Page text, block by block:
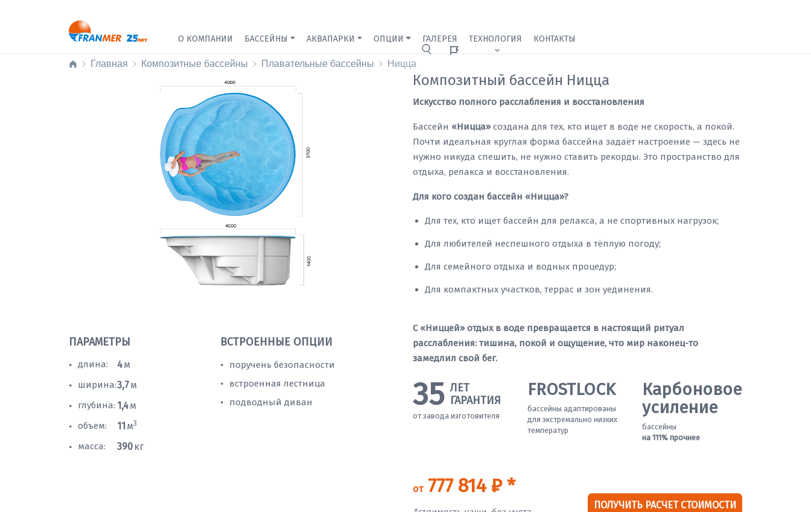
О КОМПАНИИ БАССЕЙНЫ АКВАПАРКИ ОПЦИИ ГАЛЕРЕЯ ТЕХНОЛОГИЯ КОНТАКТЫ
Главная Композитные бассейны Плавательные бассейны Ницца
ПАРАМЕТРЫ
• длина: 4м
• ширина:3,7м
• глубина: 1,4м
• объем: 11 м3
• масса: 390 кг
ВСТРОЕННЫЕ ОПЦИИ
• поручень безопасности
• встроенная лестница
• подводный диван
Композитный бассейн Ницца
Искусство полного расслабления и восстановления
Бассейн «Ницца» создана для тех, кто ищет в воде не скорость, а покой.
Почти идеальная круглая форма бассейна задаёт настроение — здесь не
нужно никуда спешить, не нужно ставить рекорды. Это пространство для
отдыха, релакса и восстановления.
Для кого создан бассейн «Ницца»?
Для тех, кто ищет бассейн для релакса, а не спортивных нагрузок;
Для любителей неспешного отдыха в тёплую погоду;
Для семейного отдыха и водных процедур;
Для компактных участков, террас и зон уединения.
С «Ниццей» отдых в воде превращается в настоящий ритуал
расслабления: тишина, покой и ощущение, что мир наконец-то
замедлил свой бег.
35 ЛЕТ
ГАРАНТИЯ
от завода изготовителя
FROSTLOCK
бассейны адаптированы
для экстремально низких
температур
Карбоновое
усиление
бассейны
на 111% прочнее
от777 814 ₽ *
ПОЛУЧИТЬ РАСЧЕТ СТОИМОСТИ